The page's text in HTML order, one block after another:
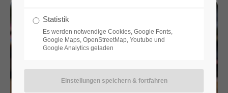
Anmelden
|Lost your password?
Statistik
Es werden notwendige Cookies, Google Fonts,
Google Maps, OpenStreetMap, Youtube und
Google Analytics geladen